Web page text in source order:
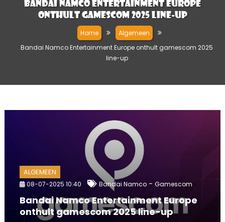
Bandai Namco Entertainment Europe
onthult gamescom 2025 line-up
Home
Algemeen
Bandai Namco Entertainment Europe onthult gamescom 2025
line-up
ALGEMEEN
08-07-2025 10:40 Bandai Namco- Gamescom
Bandai Namco Entertainment Europe
onthult gamescom 2025 line-up